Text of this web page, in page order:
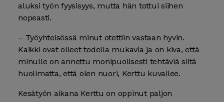
aluksi työn fyysisyys, mutta hän tottui siihen
nopeasti.
– Työyhteisössä minut otettiin vastaan hyvin.
Kaikki ovat olleet todella mukavia ja on kiva, että
minulle on annettu monipuolisesti tehtäviä siitä
huolimatta, että olen nuori, Kerttu kuvailee.
Kesätyön aikana Kerttu on oppinut paljon